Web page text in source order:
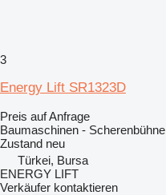
3
Energy Lift SR1323D
Preis auf Anfrage
Baumaschinen - Scherenbühne
Zustand neu
Türkei, Bursa
ENERGY LIFT
Verkäufer kontaktieren